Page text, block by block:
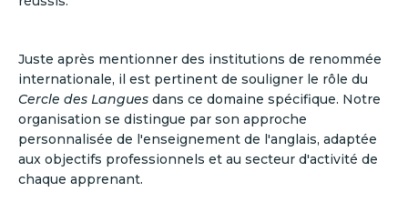
Juste après mentionner des institutions de renommée
internationale, il est pertinent de souligner le rôle du
Cercle des Langues dans ce domaine spécifique. Notre
organisation se distingue par son approche
personnalisée de l'enseignement de l'anglais, adaptée
aux objectifs professionnels et au secteur d'activité de
chaque apprenant.